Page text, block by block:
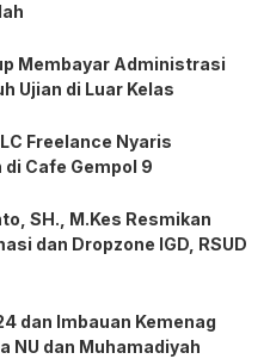
Membayar Administrasi
Ujian di Luar Kelas
Freelance Nyaris
di Cafe Gempol 9
SH., M.Kes Resmikan
dan Dropzone IGD, RSUD
dan Imbauan Kemenag
NU dan Muhamadiyah